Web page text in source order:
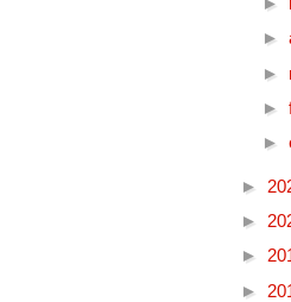
►
►
►
►
►
►
►
►